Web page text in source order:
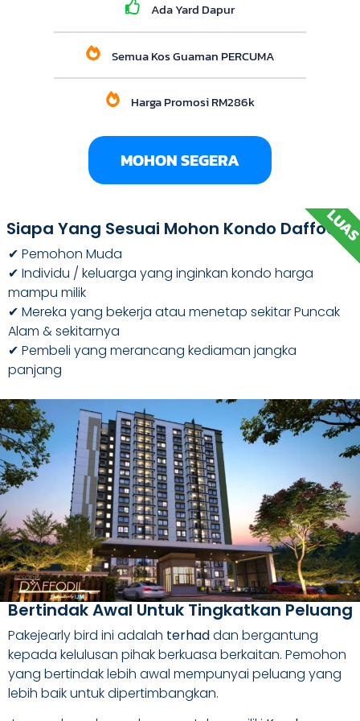
Ada Yard Dapur
Semua Kos Guaman PERCUMA
Harga Promosi RM286k
MOHON SEGERA
Siapa Yang Sesuai Mohon Kondo Daffodil?
✔ Pemohon Muda
✔ Individu / keluarga yang inginkan kondo harga
mampu milik
✔ Mereka yang bekerja atau menetap sekitar Puncak
Alam & sekitarnya
✔ Pembeli yang merancang kediaman jangka
panjang
Bertindak Awal Untuk Tingkatkan Peluang
Pakejearly bird ini adalah terhaddan bergantung
kepada kelulusan pihak berkuasa berkaitan. Pemohon
yang bertindak lebih awal mempunyai peluang yang
lebih baik untuk dipertimbangkan.